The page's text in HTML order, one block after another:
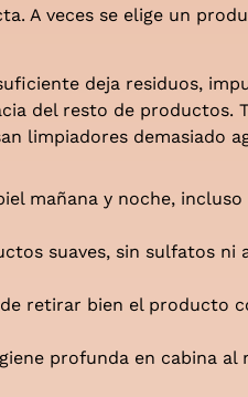
A veces se elige un
deja residuos,
del resto de productos.
limpiadores demasiado
mañana y noche,
suaves, sin sulfatos
retirar bien el producto
profunda en cabina